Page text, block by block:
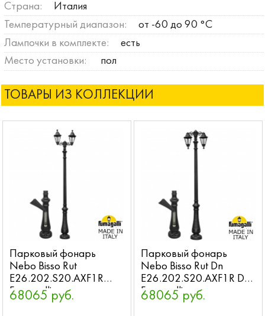
Страна:
Италия
Температурный диапазон:
от -60 до 90 °C
Лампочки в комплекте:
есть
Место установки:
пол
ТОВАРЫ ИЗ КОЛЛЕКЦИИ
Парковый фонарь
Nebo Bisso Rut
E26.202.S20.AXF1R
Fumagalli
68065 руб.
Парковый фонарь
Nebo Bisso Rut Dn
E26.202.S20.AXF1R DN
Fumagalli
68065 руб.